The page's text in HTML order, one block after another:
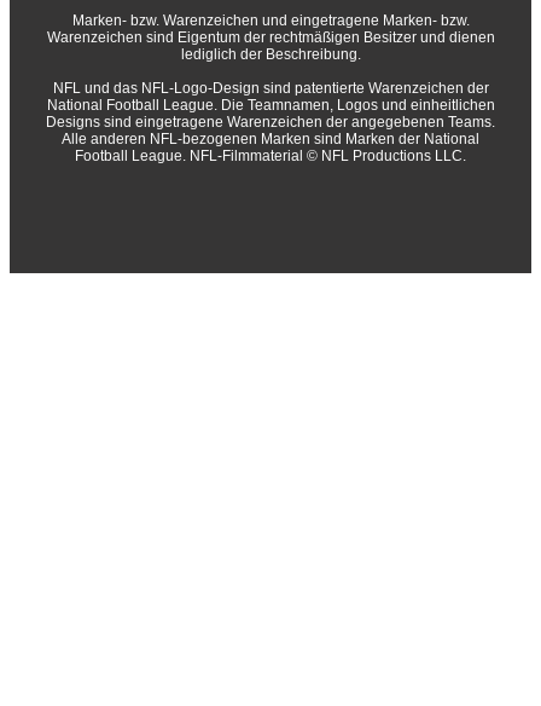
Marken- bzw. Warenzeichen und eingetragene Marken- bzw.
Warenzeichen sind Eigentum der rechtmäßigen Besitzer und dienen
lediglich der Beschreibung.
NFL und das NFL-Logo-Design sind patentierte Warenzeichen der
National Football League. Die Teamnamen, Logos und einheitlichen
Designs sind eingetragene Warenzeichen der angegebenen Teams.
Alle anderen NFL-bezogenen Marken sind Marken der National
Football League. NFL-Filmmaterial © NFL Productions LLC.